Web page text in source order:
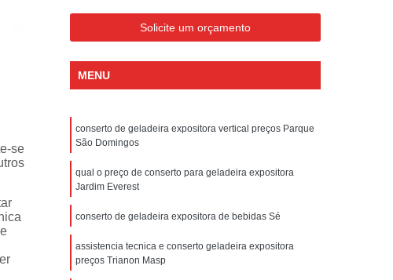
de Ar Condicionado Portatil
de Ar Condicionado Portatil Philco
em Ar Condicionado Portatil
Portatil
Assistencia Tecnica Electrolux Geladeira
Assistencia Tecnica Geladeira Electrolux
Electrolux Assistencia Tecnica Geladeira
Tecnica
Assistencia Tecnica Electrolux Refrigerador
se
Solicite um orçamento
MENU
conserto de geladeira expositora vertical preços Parque
São Domingos
qual o preço de conserto para geladeira expositora
Jardim Everest
conserto de geladeira expositora de bebidas Sé
assistencia tecnica e conserto geladeira expositora
preços Trianon Masp